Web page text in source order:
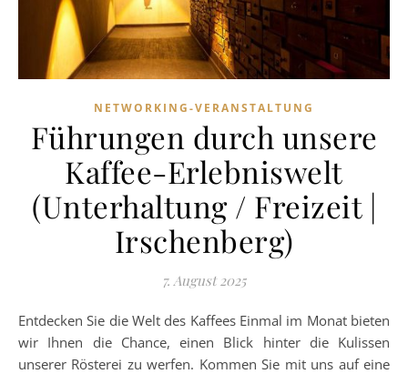
NETWORKING-VERANSTALTUNG
Führungen durch unsere
Kaffee-Erlebniswelt
(Unterhaltung / Freizeit |
Irschenberg)
7. August 2025
Entdecken Sie die Welt des Kaffees Einmal im Monat bieten
wir Ihnen die Chance, einen Blick hinter die Kulissen
unserer Rösterei zu werfen. Kommen Sie mit uns auf eine